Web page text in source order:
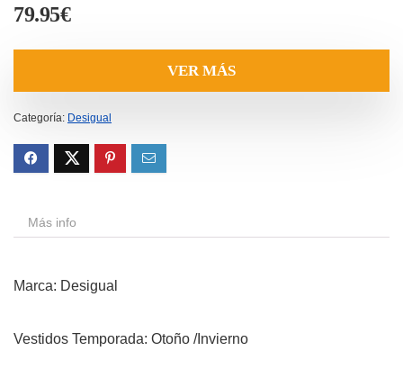
79.95€
VER MÁS
Categoría: Desigual
Más info
Marca: Desigual
Vestidos Temporada: Otoño /Invierno